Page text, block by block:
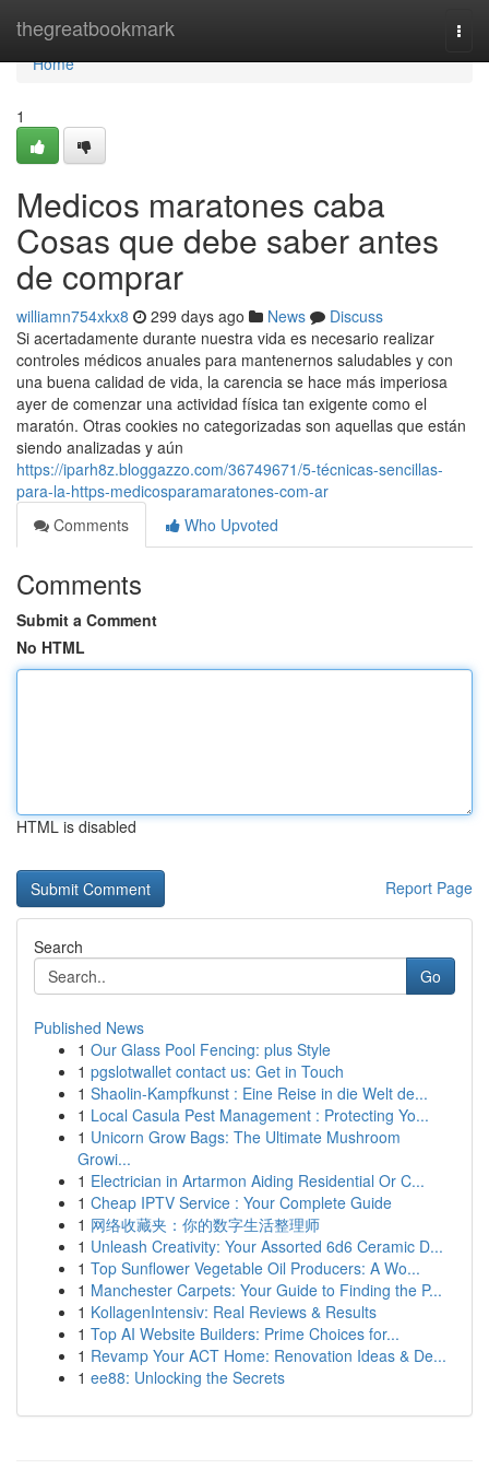
thegreatbookmark
Home
Home
1
Medicos maratones caba
Cosas que debe saber antes
de comprar
williamn754xkx8 299 days ago News
Discuss
Si acertadamente durante nuestra vida es necesario realizar
controles médicos anuales para mantenernos saludables y con
una buena calidad de vida, la carencia se hace más imperiosa
ayer de comenzar una actividad física tan exigente como el
maratón. Otras cookies no categorizadas son aquellas que están
siendo analizadas y aún
https://iparh8z.bloggazzo.com/36749671/5-técnicas-sencillas-
para-la-https-medicosparamaratones-com-ar
Comments
Who Upvoted
Comments
Submit a Comment
No HTML
HTML is disabled
Report Page
Search
Go
Published News
1 Our Glass Pool Fencing: plus Style
1 pgslotwallet contact us: Get in Touch
1 Shaolin-Kampfkunst : Eine Reise in die Welt de...
1 Local Casula Pest Management : Protecting Yo...
1 Unicorn Grow Bags: The Ultimate Mushroom
Growi...
1 Electrician in Artarmon Aiding Residential Or C...
1 Cheap IPTV Service : Your Complete Guide
1 网络收藏夹：你的数字生活整理师
1 Unleash Creativity: Your Assorted 6d6 Ceramic D...
1 Top Sunflower Vegetable Oil Producers: A Wo...
1 Manchester Carpets: Your Guide to Finding the P...
1 KollagenIntensiv: Real Reviews & Results
1 Top AI Website Builders: Prime Choices for...
1 Revamp Your ACT Home: Renovation Ideas & De...
1 ee88: Unlocking the Secrets